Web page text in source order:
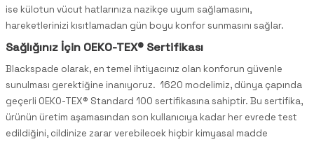
ise külotun vücut hatlarınıza nazikçe uyum sağlamasını,
hareketlerinizi kısıtlamadan gün boyu konfor sunmasını sağlar.
Sağlığınız İçin OEKO-TEX® Sertifikası
Blackspade olarak, en temel ihtiyacınız olan konforun güvenle
sunulması gerektiğine inanıyoruz. 1620 modelimiz, dünya çapında
geçerli OEKO-TEX® Standard 100 sertifikasına sahiptir. Bu sertifika,
ürünün üretim aşamasından son kullanıcıya kadar her evrede test
edildiğini, cildinize zarar verebilecek hiçbir kimyasal madde